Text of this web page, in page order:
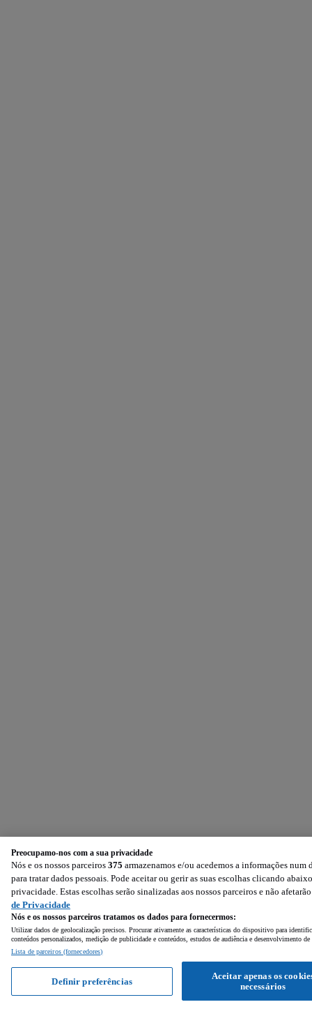
Preocupamo-nos com a sua privacidade
Nós e os nossos parceiros 375 armazenamos e/ou acedemos a informações
para tratar dados pessoais. Pode aceitar ou gerir as suas escolhas clicando
privacidade. Estas escolhas serão sinalizadas aos nossos parceiros e não
de Privacidade
Nós e os nossos parceiros tratamos os dados para fornecermos:
Utilizar dados de geolocalização precisos. Procurar ativamente as características do dispositivo para
conteúdos personalizados, medição de publicidade e conteúdos, estudos de audiência e desenvolvimento de
Lista de parceiros (fornecedores)
Aceitar apenas os
necessários
Definir preferências